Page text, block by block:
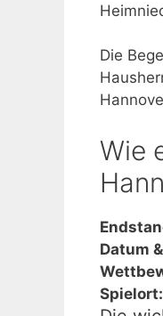
Die
Wie
Datum
Spielort: